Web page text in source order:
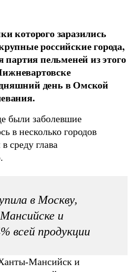
которого заразились
российские города,
пельменей из этого
день в Омской
были заболевшие
в несколько городов
среду глава
в Москву,
и
всей продукции
Мансийск и